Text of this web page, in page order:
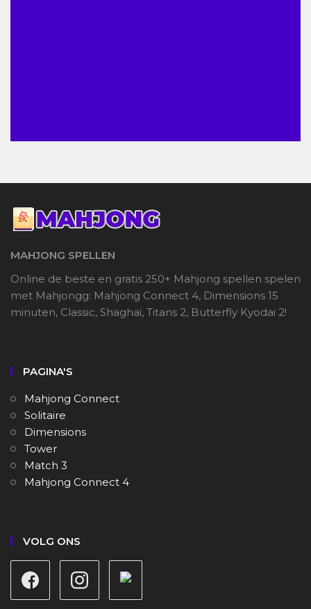
MAHJONG SPELLEN
Online de beste en gratis 250+ Mahjong spellen spelen
met Mahjongg: Mahjong Connect 4, Dimensions 15
minuten, Classic, Shaghai, Titans 2, Butterfly Kyodai 2!
PAGINA'S
Mahjong Connect
Solitaire
Dimensions
Tower
Match 3
Mahjong Connect 4
VOLG ONS